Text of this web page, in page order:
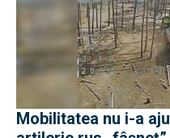
Mobilitatea nu i-a